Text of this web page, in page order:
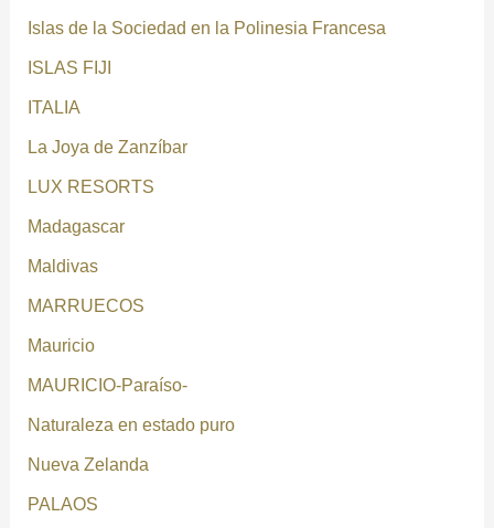
Islas de la Sociedad en la Polinesia Francesa
ISLAS FIJI
ITALIA
La Joya de Zanzíbar
LUX RESORTS
Madagascar
Maldivas
MARRUECOS
Mauricio
MAURICIO-Paraíso-
Naturaleza en estado puro
Nueva Zelanda
PALAOS